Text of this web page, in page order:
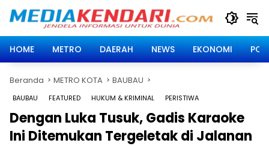
HOME
METRO DAERAH NEWS EKONOMI
Beranda METRO KOTA BAUBAU
BAUBAU FEATURED HUKUM & KRIMINAL PERISTIWA
Dengan Luka Tusuk, Gadis Karaoke
Ini Ditemukan Tergeletak di Jalanan